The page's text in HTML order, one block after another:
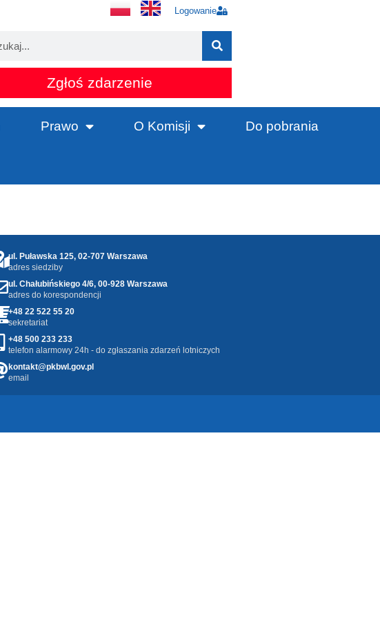
Logowanie
Zgłoś zdarzenie
Prawo O Komisji Do pobrania
ul. Puławska 125, 02-707 Warszawa
adres siedziby
ul. Chałubińskiego 4/6, 00-928 Warszawa
adres do korespondencji
+48 22 522 55 20
sekretariat
+48 500 233 233
telefon alarmowy 24h - do zgłaszania zdarzeń lotniczych
kontakt@pkbwl.gov.pl
email